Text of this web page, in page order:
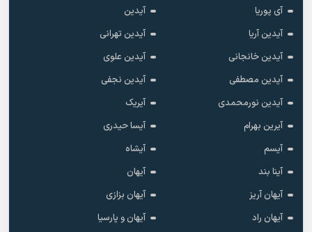
آی پوریا
آیدین
آیدین آریا
آیدین تهرانی
آیدین خانجانی
آیدین علوی
آیدین مصطفی
آیدین نجفی
آیدین نورمحمدی
آیریک
آیرین بهرام
آیسا حیدری
آیسم
آیشاه
آینا بند
آیهان
آیهان آریز
آیهان بزازی
آیهان راد
آیهان و پارسیا